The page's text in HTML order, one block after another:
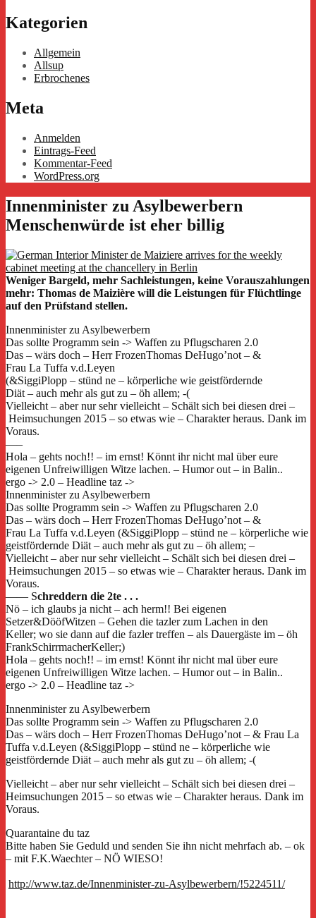
Kategorien
Allgemein
Allsup
Erbrochenes
Meta
Anmelden
Eintrags-Feed
Kommentar-Feed
WordPress.org
Innenminister zu Asylbewerbern
Menschenwürde ist eher billig
Weniger Bargeld, mehr Sachleistungen, keine Vorauszahlungen
mehr: Thomas de Maizière will die Leistungen für Flüchtlinge
auf den Prüfstand stellen.
Innenminister zu Asylbewerbern
Das sollte Programm sein -> Waffen zu Pflugscharen 2.0
Das – wärs doch – Herr FrozenThomas DeHugo’not – &
Frau La Tuffa v.d.Leyen
(&SiggiPlopp – stünd ne – körperliche wie geistfördernde
Diät – auch mehr als gut zu – öh allem; -(
Vielleicht – aber nur sehr vielleicht – Schält sich bei diesen drei –
Heimsuchungen 2015 – so etwas wie – Charakter heraus. Dank im
Voraus.
—–
Hola – gehts noch!! – im ernst! Könnt ihr nicht mal über eure
eigenen Unfreiwilligen Witze lachen. – Humor out – in Balin..
ergo -> 2.0 – Headline taz ->
Innenminister zu Asylbewerbern
Das sollte Programm sein -> Waffen zu Pflugscharen 2.0
Das – wärs doch – Herr FrozenThomas DeHugo’not – &
Frau La Tuffa v.d.Leyen (&SiggiPlopp – stünd ne – körperliche wie
geistfördernde Diät – auch mehr als gut zu – öh allem; –
Vielleicht – aber nur sehr vielleicht – Schält sich bei diesen drei –
Heimsuchungen 2015 – so etwas wie – Charakter heraus. Dank im
Voraus.
—— Schreddern die 2te . . .
Nö – ich glaubs ja nicht – ach herm!! Bei eigenen
Setzer&DööfWitzen – Gehen die tazler zum Lachen in den
Keller; wo sie dann auf die fazler treffen – als Dauergäste im – öh
FrankSchirrmacherKeller;)
Hola – gehts noch!! – im ernst! Könnt ihr nicht mal über eure
eigenen Unfreiwilligen Witze lachen. – Humor out – in Balin..
ergo -> 2.0 – Headline taz ->
Innenminister zu Asylbewerbern
Das sollte Programm sein -> Waffen zu Pflugscharen 2.0
Das – wärs doch – Herr FrozenThomas DeHugo’not – & Frau La
Tuffa v.d.Leyen (&SiggiPlopp – stünd ne – körperliche wie
geistfördernde Diät – auch mehr als gut zu – öh allem; -(
Vielleicht – aber nur sehr vielleicht – Schält sich bei diesen drei –
Heimsuchungen 2015 – so etwas wie – Charakter heraus. Dank im
Voraus.
Quarantaine du taz
Bitte haben Sie Geduld und senden Sie ihn nicht mehrfach ab. – ok
– mit F.K.Waechter – NÖ WIESO!
http://www.taz.de/Innenminister-zu-Asylbewerbern/!5224511/